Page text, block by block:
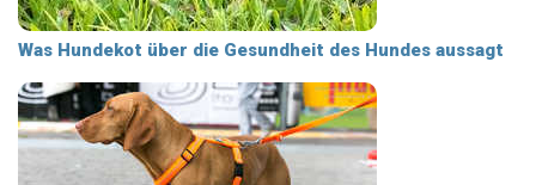
Was Hundekot über die Gesundheit des Hundes aussagt